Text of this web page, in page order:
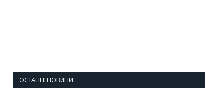
ОСТАННІ НОВИНИ